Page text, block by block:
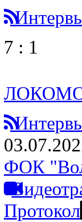
7 : 1
ФОК
Протокол